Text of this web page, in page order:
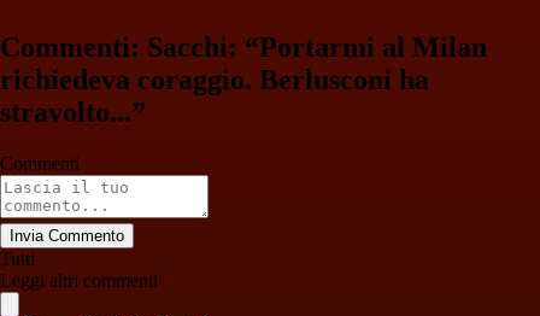
Commenti: Sacchi: “Portarmi al Milan
richiedeva coraggio. Berlusconi ha
stravolto...”
Commenti
Invia Commento
Tutti
Leggi altri commenti